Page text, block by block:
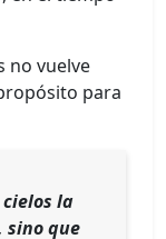
no vuelve
para
cielos la
sino que